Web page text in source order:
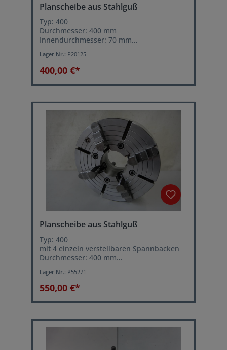
Planscheibe aus Stahlguß
Typ: 400
Durchmesser: 400 mm
Innendurchmesser: 70 mm
Aufnahme: Kurzkegel DIN 55022 Größe 6
Lager Nr.: P20125
400,00 €*
Planscheibe aus Stahlguß
Typ: 400
mit 4 einzeln verstellbaren Spannbacken
Durchmesser: 400 mm
DIN 55029 Größe 8
Lager Nr.: P55271
550,00 €*